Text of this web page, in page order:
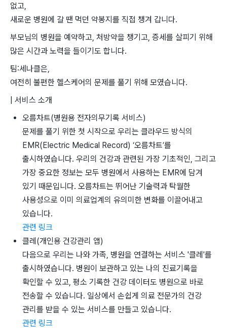
없고,
새로운 병원에 갈 땐 먹던 약봉지를 직접 챙겨 갑니다.
부모님의 병원을 예약하고, 처방약을 챙기고, 증세를 살피기 위해
많은 시간과 노력을 들이기도 합니다.
팀:세나클은,
여전히 불편한 헬스케어의 문제를 풀기 위해 모였습니다.
| 서비스 소개
오름차트(병원용 전자의무기록 서비스)
문제를 풀기 위한 첫 시작으로 우리는 클라우드 방식의
EMR(Electric Medical Record) ‘오름차트’를
출시하였습니다. 우리의 건강과 관련된 가장 기초적인, 그리고
가장 중요한 정보는 모두 병원에서 사용하는 EMR에 담겨
있기 때문입니다. 오름차트는 뛰어난 기술력과 탁월한
사용성으로 이미 의료업계의 유의미한 변화를 이끌어내고
있습니다.
관련 링크
클레(개인용 건강관리 앱)
다음으로 우리는 나와 가족, 병원을 연결하는 서비스 '클레'를
출시하였습니다. 병원이 보관하고 있는 나의 진료기록을
확인할 수 있고, 평소 기록한 건강 데이터도 병원으로 바로
전송할 수 있습니다. 일상에서 손쉽게 의료 전문가의 건강
관리를 받을 수 있는 서비스를 만들고 있습니다.
관련 링크